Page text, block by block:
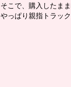
そこで、購入したま
やっぱり親指トラッ